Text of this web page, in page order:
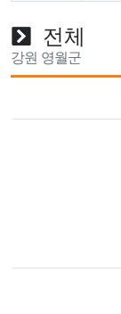
전체
강원 영월군